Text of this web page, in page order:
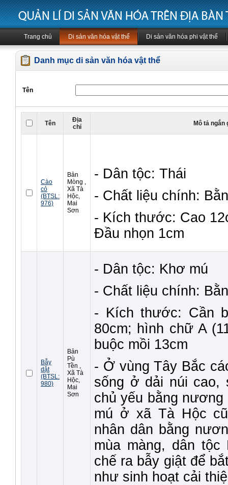
Trang chủ Di sản văn hóa vật thể Di sản văn hóa phi vật thể
Danh mục di sản văn hóa vật thể
Tên
Tên
Địa
chỉ
Mô tả ngắn
Cào
cỏ
(BTSL:
976)
Bản
Mòng ,
Xã Tà
Hộc,
Mai
Sơn
- Dân tộc: Thái
- Chất liệu chính:
- Kích thước: Cao
Đầu nhọn 1cm
Bẫy
dật
(BTSL:
980)
Bản
Pù
Tền ,
Xã Tà
Hộc,
Mai
Sơn
- Dân tộc: Khơ mú
- Chất liệu chính:
- Kích thước: Cần
80cm; hình chữ A
buộc mồi 13cm
- Ở vùng Tây Bắc
sống ở dải núi cao,
chủ yếu bằng
mú ở xã Tà Hộc
nhân dân bằng
mùa màng, dân
chế ra bẫy giật để
như sinh hoạt cải